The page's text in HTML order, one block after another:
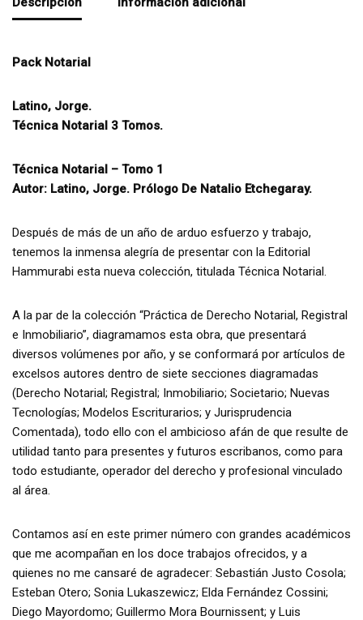
Pack Notarial
Latino, Jorge.
Técnica Notarial 3 Tomos.
Técnica Notarial – Tomo 1
Autor: Latino, Jorge. Prólogo De Natalio Etchegaray.
Después de más de un año de arduo esfuerzo y trabajo,
tenemos la inmensa alegría de presentar con la Editorial
Hammurabi esta nueva colección, titulada Técnica Notarial.
A la par de la colección “Práctica de Derecho Notarial, Registral
e Inmobiliario”, diagramamos esta obra, que presentará
diversos volúmenes por año, y se conformará por artículos de
excelsos autores dentro de siete secciones diagramadas
(Derecho Notarial; Registral; Inmobiliario; Societario; Nuevas
Tecnologías; Modelos Escriturarios; y Jurisprudencia
Comentada), todo ello con el ambicioso afán de que resulte de
utilidad tanto para presentes y futuros escribanos, como para
todo estudiante, operador del derecho y profesional vinculado
al área.
Contamos así en este primer número con grandes académicos
que me acompañan en los doce trabajos ofrecidos, y a
quienes no me cansaré de agradecer: Sebastián Justo Cosola;
Esteban Otero; Sonia Lukaszewicz; Elda Fernández Cossini;
Diego Mayordomo; Guillermo Mora Bournissent; y Luis